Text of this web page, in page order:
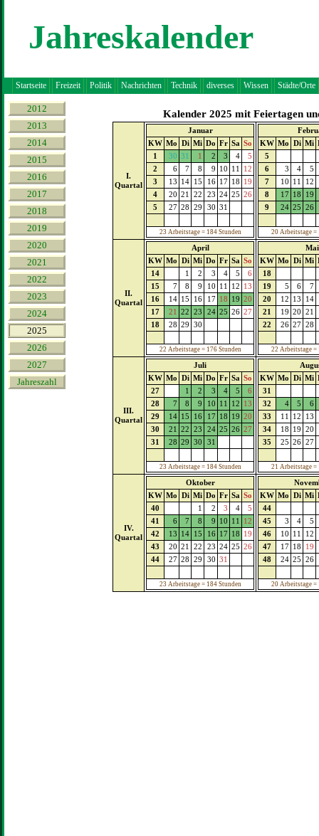
Jahreskalender
Startseite Freizeit Politik Nachrichten Technik diverses Wissen Städte/Orte
2012
2013
2014
2015
2016
2017
2018
2019
2020
2021
2022
2023
2024
2025
2026
2027
Jahreszahl
Kalender 2025 mit Feiertagen
I.
Quartal
Januar
KW Mo Di Mi Do Fr Sa So
1
30 31 1 2 3 4
5
2
6 7 8 9 10 11
12
3
13 14 15 16 17 18 19
4
20 21 22 23 24 25 26
5
27 28 29 30 31
23 Arbeitstage = 184 Stunden
KW Mo Di Mi
5
6
3 4
5
7
10 11
12
8
17 18
19
9
24 25 26
20 Arbeitstage =
II.
Quartal
April
KW Mo Di Mi Do Fr Sa So
14
1 2 3 4 5
6
15
7 8 9 10 11 12 13
16
14 15 16 17 18 19 20
17
21 22 23 24 25 26 27
18
28 29 30
22 Arbeitstage = 176 Stunden
Mai
KW Mo Di Mi
18
19
5 6
7
20
12 13
14
21
19 20 21
22
26 27 28
22 Arbeitstage =
III.
Quartal
Juli
KW Mo Di Mi Do Fr Sa So
27
1 2 3 4 5
6
28
7 8 9 10 11 12 13
29
14 15 16 17 18 19 20
30
21 22 23 24 25 26 27
31
28 29 30 31
23 Arbeitstage = 184 Stunden
KW Mo Di Mi
31
32
4 5
6
33
11 12
13
34
18 19 20
35
25 26 27
21 Arbeitstage =
IV.
Quartal
Oktober
KW Mo Di Mi Do Fr Sa So
40
1 2 3 4
5
41
6 7 8 9 10 11
12
42
13 14 15 16 17 18 19
43
20 21 22 23 24 25 26
44
27 28 29 30 31
23 Arbeitstage = 184 Stunden
KW Mo Di Mi
44
45
3 4
5
46
10 11
12
47
17 18
19
48
24 25 26
20 Arbeitstage =